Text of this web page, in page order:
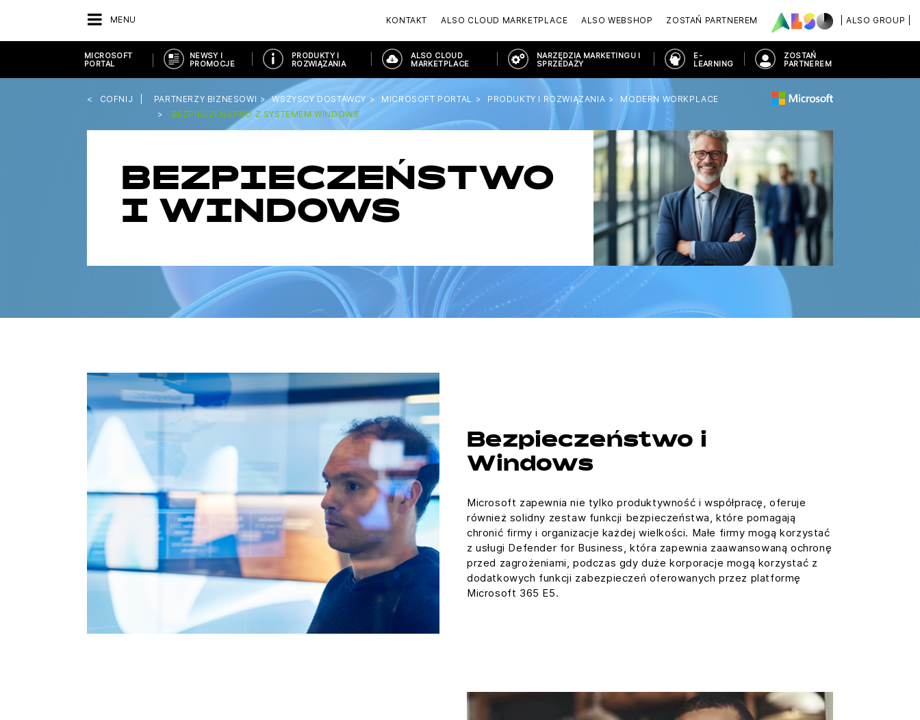
MENU | ALSO GROUP |
KONTAKT ALSO CLOUD MARKETPLACE ALSO WEBSHOP ZOSTAŃ PARTNEREM
MICROSOFT
PORTAL
NEWSY I
PROMOCJE
PRODUKTY I
ROZWIĄZANIA
ALSO CLOUD
MARKETPLACE
NARZĘDZIA MARKETINGU I
SPRZEDAŻY
E-
LEARNING
ZOSTAŃ
PARTNEREM
COFNIJ PARTNERZY BIZNESOWI WSZYSCY DOSTAWCY MICROSOFT PORTAL PRODUKTY I ROZWIĄZANIA
MODERN WORKPLACE
BEZPIECZEŃSTWO Z SYSTEMEM WINDOWS
BEZPIECZEŃSTWO
I WINDOWS
Bezpieczeństwo i
Windows
Microsoft zapewnia nie tylko produktywność i współpracę, oferuje
również solidny zestaw funkcji bezpieczeństwa, które pomagają
chronić firmy i organizacje każdej wielkości. Małe firmy mogą korzystać
z usługi Defender for Business, która zapewnia zaawansowaną ochronę
przed zagrożeniami, podczas gdy duże korporacje mogą korzystać z
dodatkowych funkcji zabezpieczeń oferowanych przez platformę
Microsoft 365 E5.